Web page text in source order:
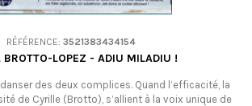
RÉFÉRENCE: 3521383434154
BROTTO-LOPEZ - ADIU MILADIU !
des deux complices. Quand l’efficacité, la
de Cyrille (Brotto), s’allient à la voix unique de